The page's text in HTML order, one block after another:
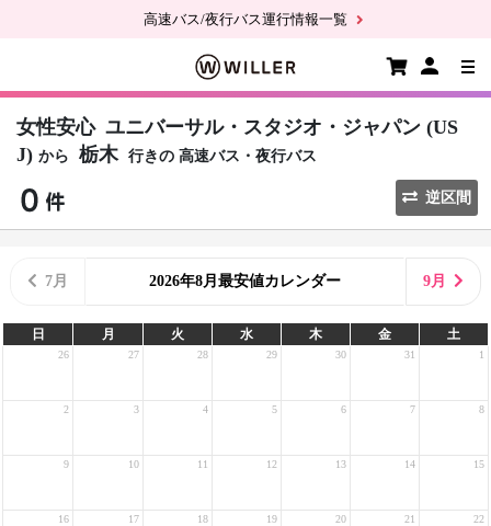
高速バス/夜行バス運行情報一覧
女性安心 ユニバーサル・スタジオ・ジャパン (US
J) から 栃木 行きの 高速バス・夜行バス
逆区間
7月 2026年8月最安値カレンダー 9月
日 月 火 水 木 金 土
26 27 28 29 30 31 1
2 3 4 5 6 7 8
9 10 11 12 13 14 15
16 17 18 19 20 21 22